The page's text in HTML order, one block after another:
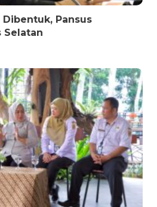
Dibentuk, Pansus
Selatan